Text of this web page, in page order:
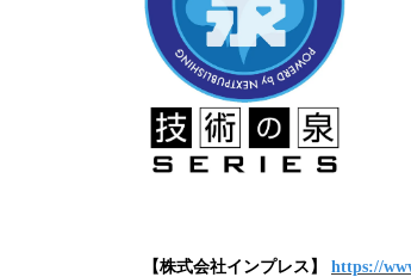
【株式会社インプレス】 https://